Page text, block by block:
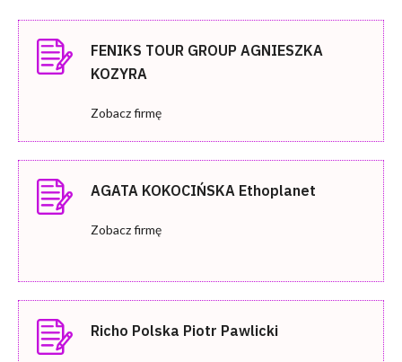
FENIKS TOUR GROUP AGNIESZKA
KOZYRA
Zobacz firmę
AGATA KOKOCIŃSKA Ethoplanet
Zobacz firmę
Richo Polska Piotr Pawlicki